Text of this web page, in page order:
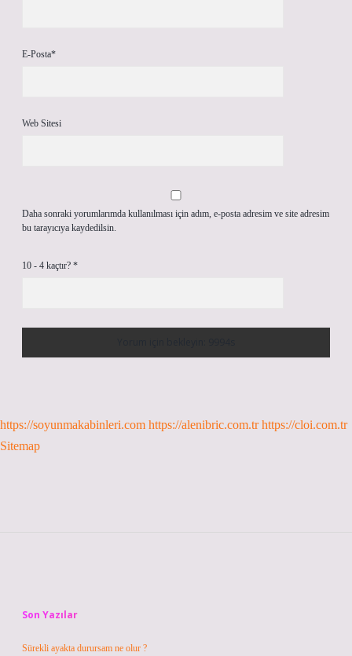
E-Posta*
Web Sitesi
Daha sonraki yorumlarımda kullanılması için adım, e-posta adresim ve site adresim
bu tarayıcıya kaydedilsin.
10 - 4 kaçtır? *
https://soyunmakabinleri.com https://alenibric.com.tr https://cloi.com.tr
Sitemap
Son Yazılar
Sürekli ayakta durursam ne olur ?